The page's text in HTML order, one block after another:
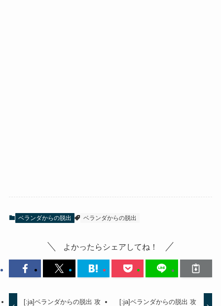
ベランダからの脱出 ベランダからの脱出
よかったらシェアしてね！
[:ja]ベランダからの脱出 攻
[:ja]ベランダからの脱出 攻